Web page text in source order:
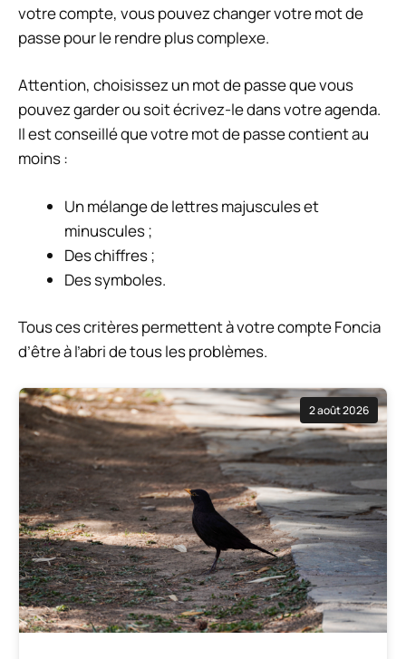
votre compte, vous pouvez changer votre mot de
passe pour le rendre plus complexe.
Attention, choisissez un mot de passe que vous
pouvez garder ou soit écrivez-le dans votre agenda.
Il est conseillé que votre mot de passe contient au
moins :
Un mélange de lettres majuscules et
minuscules ;
Des chiffres ;
Des symboles.
Tous ces critères permettent à votre compte Foncia
d’être à l’abri de tous les problèmes.
2 août 2026